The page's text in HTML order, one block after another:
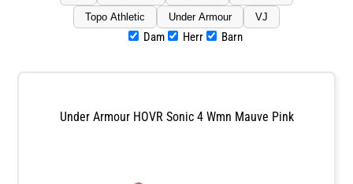
Topo Athletic
Under Armour VJ
Dam Herr Barn
Under Armour HOVR Sonic 4 Wmn Mauve Pink